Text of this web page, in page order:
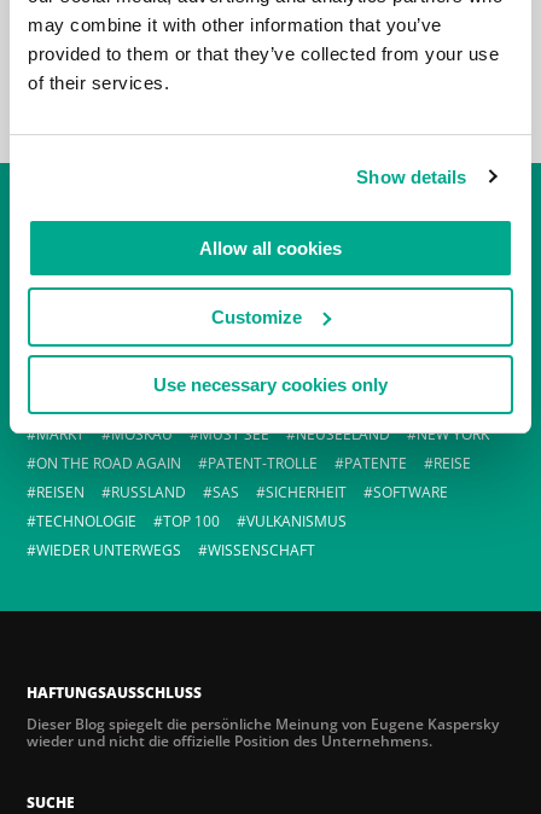
may combine it with other information that you’ve
provided to them or that they’ve collected from your use
of their services.
Show details
Allow all cookies
Customize
Use necessary cookies only
TAG-CLOUD
ALTAI AUSTRALIEN
CYBERKRIMINELLE
EUGENE KASPERSKY F1
FEATURES
FORMEL 1
GEBURTSTAG
GRÖNLAND
HAWAII I-NEWS INDUSTRIE
IT-BRANCHE
KAMCHATKA KAMTSCHATKA
KASPERSKY LAB
MARKT
MOSKAU MUST SEE NEUSEELAND
NEW YORK
ON THE ROAD AGAIN
PATENT-TROLLE PATENTE
REISE
REISEN
RUSSLAND SAS SICHERHEIT
SOFTWARE
TECHNOLOGIE
TOP 100
VULKANISMUS
WIEDER UNTERWEGS
WISSENSCHAFT
HAFTUNGSAUSSCHLUSS
Dieser Blog spiegelt die persönliche Meinung von Eugene Kaspersky
wieder und nicht die offizielle Position des Unternehmens.
SUCHE